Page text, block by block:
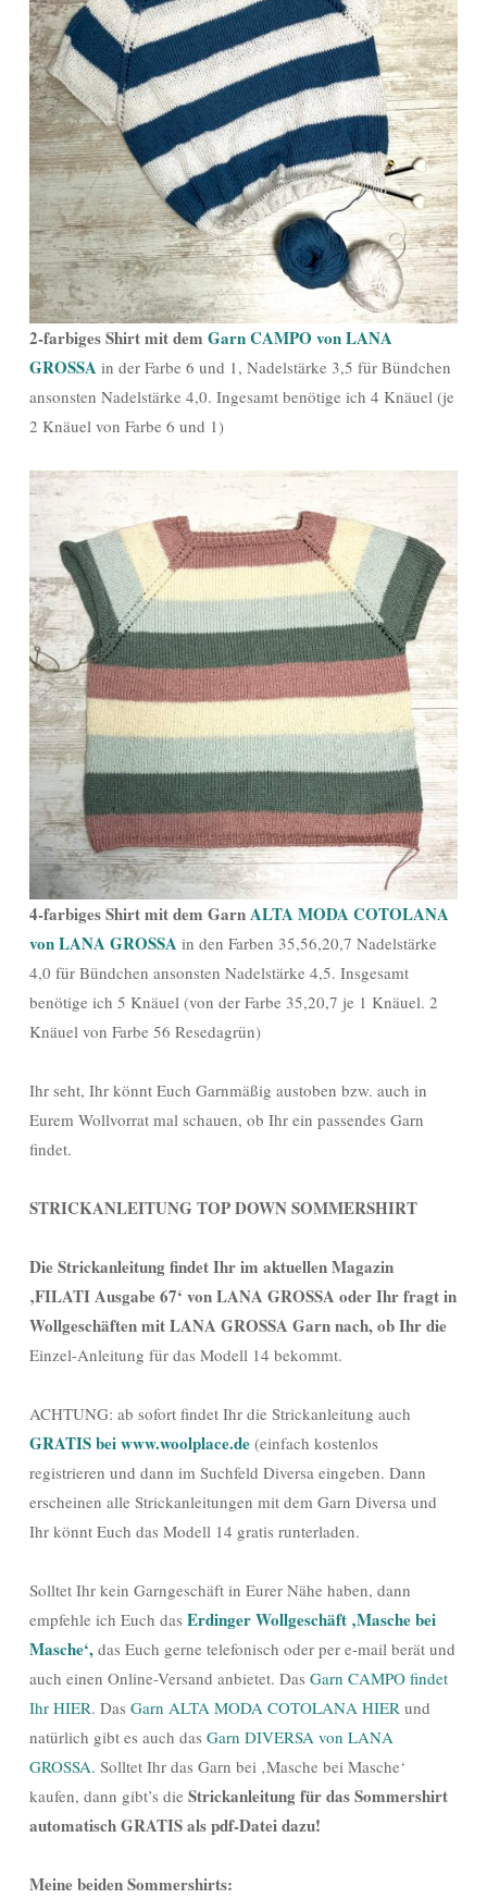
2-farbiges Shirt mit dem Garn CAMPO von LANA
GROSSA in der Farbe 6 und 1, Nadelstärke 3,5 für Bündchen
ansonsten Nadelstärke 4,0. Ingesamt benötige ich 4 Knäuel (je
2 Knäuel von Farbe 6 und 1)
4-farbiges Shirt mit dem GarnALTA MODA COTOLANA
von LANA GROSSA in den Farben 35,56,20,7 Nadelstärke
4,0 für Bündchen ansonsten Nadelstärke 4,5. Insgesamt
benötige ich 5 Knäuel (von der Farbe 35,20,7 je 1 Knäuel. 2
Knäuel von Farbe 56 Resedagrün)
Ihr seht, Ihr könnt Euch Garnmäßig austoben bzw. auch in
Eurem Wollvorrat mal schauen, ob Ihr ein passendes Garn
findet.
STRICKANLEITUNG TOP DOWN SOMMERSHIRT
Die Strickanleitung findet Ihr im aktuellen Magazin
‚FILATI Ausgabe 67‘ von LANA GROSSA oder Ihr fragt in
Wollgeschäften mit LANA GROSSA Garn nach, ob Ihr die
Einzel-Anleitung für das Modell 14 bekommt.
ACHTUNG: ab sofort findet Ihr die Strickanleitung auch
GRATIS bei www.woolplace.de (einfach kostenlos
registrieren und dann im Suchfeld Diversa eingeben. Dann
erscheinen alle Strickanleitungen mit dem Garn Diversa und
Ihr könnt Euch das Modell 14 gratis runterladen.
Solltet Ihr kein Garngeschäft in Eurer Nähe haben, dann
empfehle ich Euch das Erdinger Wollgeschäft ‚Masche bei
Masche‘, das Euch gerne telefonisch oder per e-mail berät und
auch einen Online-Versand anbietet. Das Garn CAMPO findet
Ihr HIER. Das Garn ALTA MODA COTOLANA HIER und
natürlich gibt es auch das Garn DIVERSA von LANA
GROSSA. Solltet Ihr das Garn bei ‚Masche bei Masche‘
kaufen, dann gibt’s die Strickanleitung für das Sommershirt
automatisch GRATIS als pdf-Datei dazu!
Meine beiden Sommershirts: